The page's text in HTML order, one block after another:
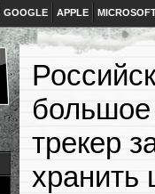
GOOGLE APPLE
большое
трекер